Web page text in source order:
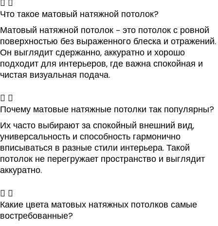
Что такое матовый натяжной потолок?
Матовый натяжной потолок - это потолок с ровной
поверхностью без выраженного блеска и отражений.
Он выглядит сдержанно, аккуратно и хорошо
подходит для интерьеров, где важна спокойная и
чистая визуальная подача.
Почему матовые натяжные потолки так популярны?
Их часто выбирают за спокойный внешний вид,
универсальность и способность гармонично
вписываться в разные стили интерьера. Такой
потолок не перегружает пространство и выглядит
аккуратно.
Какие цвета матовых натяжных потолков самые
востребованные?